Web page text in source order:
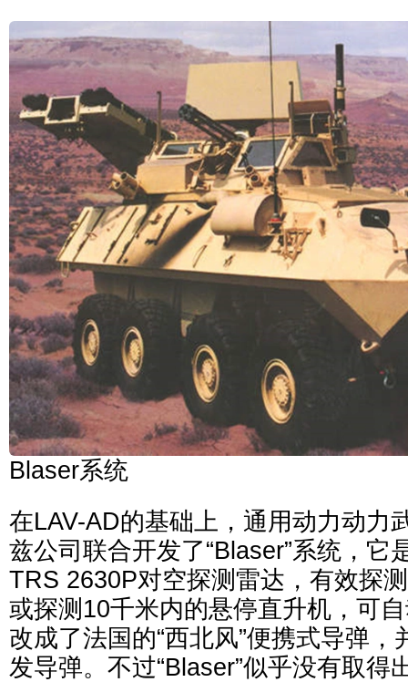
Blaser系统
在LAV-AD的基础上，通用动力动力
兹公司联合开发了“Blaser”系统，它
TRS 2630P对空探测雷达，有效探
或探测10千米内的悬停直升机，可
改成了法国的“西北风”便携式导弹
发导弹。不过“Blaser”似乎没有取得